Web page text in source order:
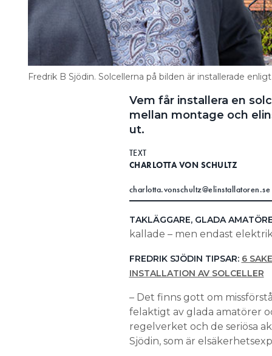
Fredrik B Sjödin. Solcellerna på bilden är installerade
Vem får installera en
mellan montage och
ut.
TEXT
CHARLOTTA VON SCHULTZ
charlotta.vonschultz@elinstallatoren.se
TAKLÄGGARE, GLADA
kallade – men endast
FREDRIK SJÖDIN TIPSAR: 6
INSTALLATION AV SOLCELLER
– Det finns gott om
felaktigt av glada amatörer
regelverket och de seriösa
Sjödin, som är